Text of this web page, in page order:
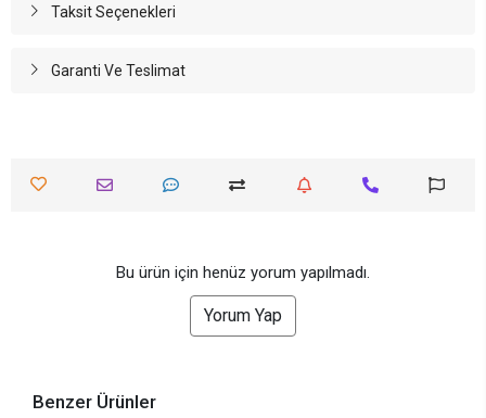
Taksit Seçenekleri
Garanti Ve Teslimat
Bu ürün için henüz yorum yapılmadı.
Yorum Yap
Benzer Ürünler